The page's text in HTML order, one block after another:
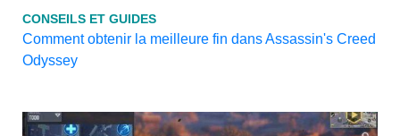
CONSEILS ET GUIDES
Comment obtenir la meilleure fin dans Assassin's Creed
Odyssey